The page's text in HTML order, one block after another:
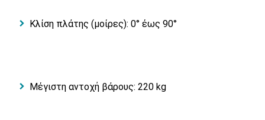
Κλίση πλάτης (μοίρες): 0° έως 90°
Μέγιστη αντοχή βάρους: 220 kg